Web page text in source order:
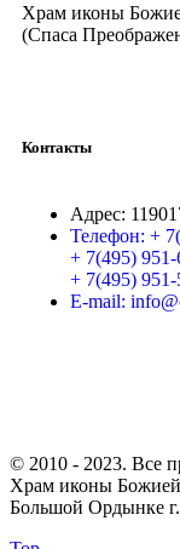
Храм иконы
(Спаса
Контакты
Адрес:
Телефон: +
+ 7(495)
+ 7(495)
E-mail:
© 2010 - 2023. Все
Храм иконы
Большой Ордынке